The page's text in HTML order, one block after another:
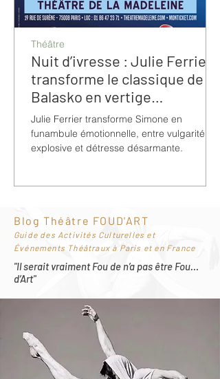
Nuit d’ivresse : Julie Ferrier
transforme le classique de
Balasko en vertige
bouleversant
Julie Ferrier transforme Simone en
funambule émotionnelle, entre vulgarité
explosive et détresse désarmante.
Théâtre
Blog Théâtre FOUD'ART
Guide des Activités Culturelles et
Événements Théâtraux à Paris et en France
"Il serait vraiment Fou de n’a pas être Fou…
d’Art"